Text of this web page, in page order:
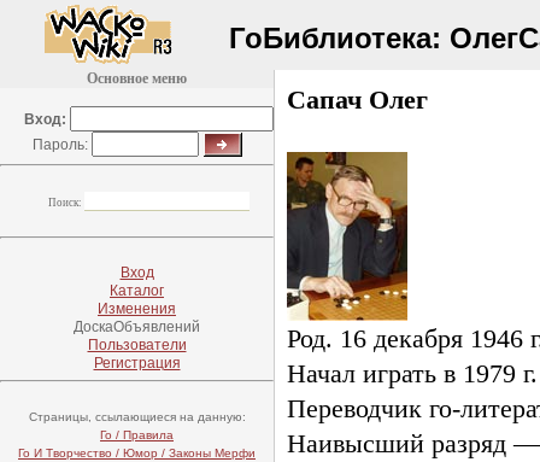
ГоБиблиотека:
Основное меню
Вход:
Пароль:
Поиск:
Вход
Каталог
Изменения
ДоскаОбъявлений
Пользователи
Регистрация
Страницы, ссылающиеся на данную:
Го / Правила
Го И Творчество / Юмор / Законы Мерфи
Сапач Олег
Род. 16 декабря 1946
Начал играть в 1979 г.
Переводчик го-
Наивысший разряд